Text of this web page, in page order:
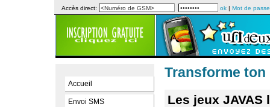
Accès direct: ok | Mot de
Accueil
Envoi SMS
Transforme
Les jeux